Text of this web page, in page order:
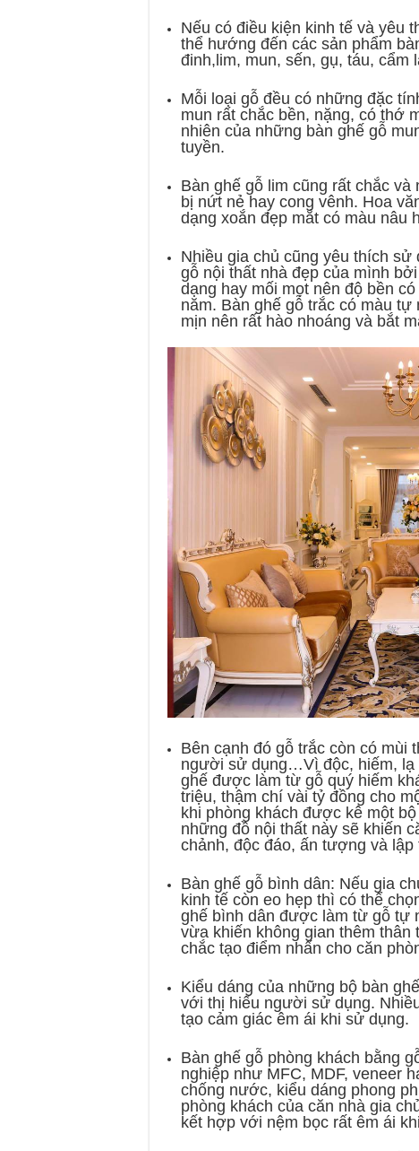
Nếu có điều kiện kinh tế và yêu
thể hướng đến các sản phẩm
đinh,lim, mun, sến, gụ, táu, cẩm
Mỗi loại gỗ đều có những đặc
mun rất chắc bền, nặng, có thớ
nhiên của những bàn ghế gỗ
tuyền.
Bàn ghế gỗ lim cũng rất chắc
bị nứt nẻ hay cong vênh. Hoa
dạng xoắn đẹp mắt có màu nâu
Nhiều gia chủ cũng yêu thích
gỗ nội thất nhà đẹp của mình
dạng hay mối mọt nên độ bền
năm. Bàn ghế gỗ trắc có màu
mịn nên rất hào nhoáng và bắt
Bên cạnh đó gỗ trắc còn có mùi
người sử dụng…Vì độc, hiếm, lạ
ghế được làm từ gỗ quý hiếm
triệu, thậm chí vài tỷ đồng cho
khi phòng khách được kê một
những đồ nội thất này sẽ khiến
chảnh, độc đáo, ấn tượng và
Bàn ghế gỗ bình dân: Nếu gia
kinh tế còn eo hẹp thì có thể
ghế bình dân được làm từ gỗ tự
vừa khiến không gian thêm
chắc tạo điểm nhấn cho căn
Kiểu dáng của những bộ bàn
với thị hiếu người sử dụng.
tạo cảm giác êm ái khi sử dụng.
Bàn ghế gỗ phòng khách bằng
nghiệp như MFC, MDF, veneer
chống nước, kiểu dáng phong
phòng khách của căn nhà gia
kết hợp với nệm bọc rất êm ái